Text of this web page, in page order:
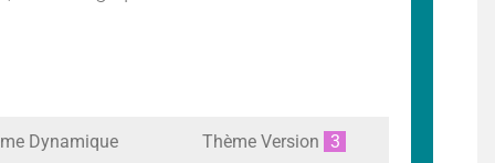
Dynamique Thème Version 3